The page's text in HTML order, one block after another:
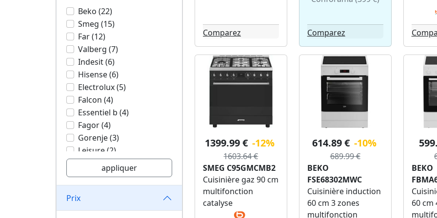
Beko (22)
Smeg (15)
Far (12)
Valberg (7)
Indesit (6)
Hisense (6)
Electrolux (5)
Falcon (4)
Essentiel b (4)
Fagor (4)
Gorenje (3)
Leisure (2)
Curtiss (2)
La germania (2)
Bosch (1)
Aeg (1)
appliquer
Prix
Comparez Comparez
1399.99 € -12%
1603.64 €
SMEG C95GMCMB2
Cuisinière gaz 90 cm
multifonction
catalyse
614.89 € -10%
689.99 €
BEKO
FSE68302MWC
Cuisinière induction
60 cm 3 zones
multifonction
BEKO
60 cm